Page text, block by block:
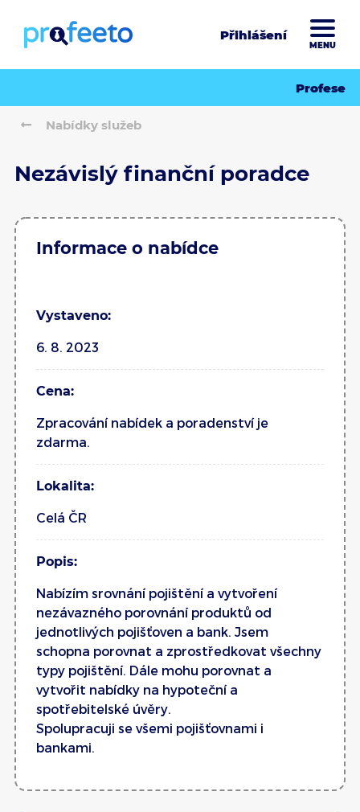
Přihlášení
MENU
Profese
Nabídky služeb
Nezávislý finanční poradce
Informace o nabídce
Vystaveno:
6. 8. 2023
Cena:
Zpracování nabídek a poradenství je
zdarma.
Lokalita:
Celá ČR
Popis:
Nabízím srovnání pojištění a vytvoření
nezávazného porovnání produktů od
jednotlivých pojišťoven a bank. Jsem
schopna porovnat a zprostředkovat všechny
typy pojištění. Dále mohu porovnat a
vytvořit nabídky na hypoteční a
spotřebitelské úvěry.
Spolupracuji se všemi pojišťovnami i
bankami.